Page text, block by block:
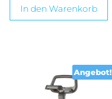
In den Warenkorb
Angebot!